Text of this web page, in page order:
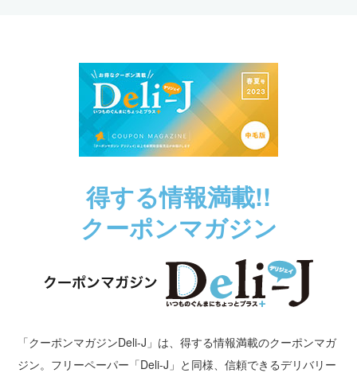
得する情報満載!!
クーポンマガジン
「クーポンマガジンDeli-J」は、得する情報満載のクーポンマガ
ジン。フリーペーパー「Deli-J」と同様、信頼できるデリバリー